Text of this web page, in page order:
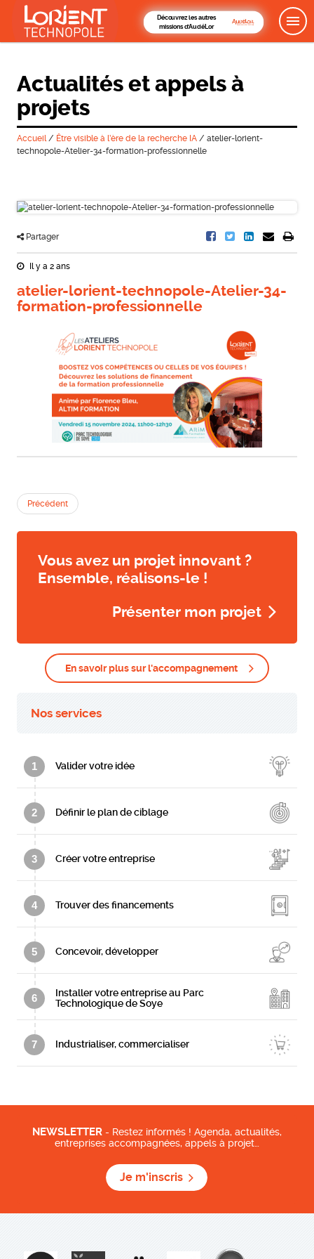
Découvrez les autres
missions d'AudéLor
Actualités et appels à
projets
Accueil/ Être visible à l’ère de la recherche IA/ atelier-lorient-
technopole-Atelier-34-formation-professionnelle
Partager
Il y a 2 ans
atelier-lorient-technopole-Atelier-34-
formation-professionnelle
Précédent
Vous avez un projet innovant ?
Ensemble, réalisons-le !
Présenter mon projet
En savoir plus sur l'accompagnement
Nos services
1 Valider votre idée
2 Définir le plan de ciblage
3 Créer votre entreprise
4 Trouver des financements
5 Concevoir, développer
6
Installer votre entreprise au Parc
Technologique de Soye
7 Industrialiser, commercialiser
NEWSLETTER - Restez informés ! Agenda, actualités,
entreprises accompagnées, appels à projet…
Je m'inscris